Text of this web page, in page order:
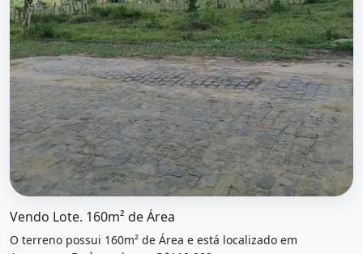
O imóvel &quot;Vendo lote. 160m² de área&quot; possui
Vendo Lote. 160m² de Área
O terreno possui 160m² de Área e está localizado em